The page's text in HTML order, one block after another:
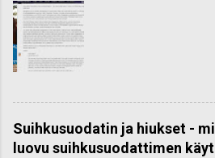
Suihkusuodatin ja hiukset -
luovu suihkusuodattimen